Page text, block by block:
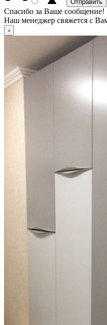
Спасибо за Ваше сообщение!
Наш менеджер свяжется с